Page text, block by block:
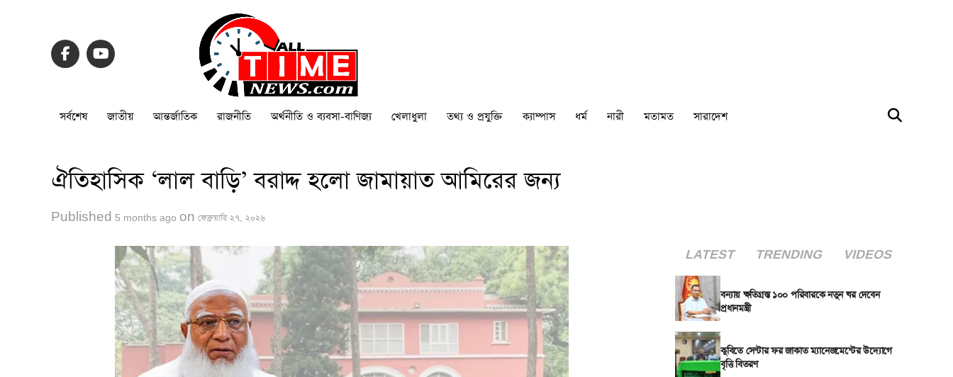
সর্বশেষ জাতীয় আন্তর্জাতিক রাজনীতি অর্থনীতি ও ব্যবসা-বাণিজ্য খেলাধুলা তথ্য ও প্রযুক্তি ক্যাম্পাস ধর্ম নারী মতামত সারাদেশ
ঐতিহাসিক ‘লাল বাড়ি’ বরাদ্দ হলো জামায়াত আমিরের জন্য
Published 5 months ago on ফেব্রুয়ারি ২৭, ২০২৬
LATEST TRENDING VIDEOS
বন্যায় ক্ষতিগ্রস্ত ১০০ পরিবারকে নতুন ঘর দেবেন
প্রধানমন্ত্রী
কুবিতে সেন্টার ফর জাকাত ম্যানেজমেন্টের উদ্যোগে
বৃত্তি বিতরণ